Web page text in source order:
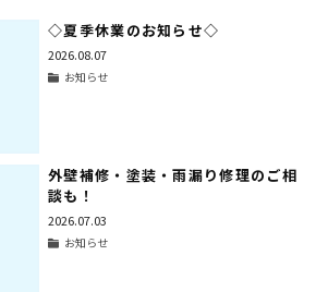
◇夏季休業のお知らせ◇
2026.08.07
お知らせ
外壁補修・塗装・雨漏り修理のご相
談も！
2026.07.03
お知らせ